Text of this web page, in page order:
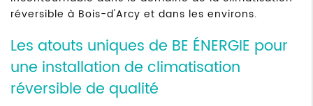
réversible à Bois-d'Arcy et dans les environs.
Les atouts uniques de BE ÉNERGIE pour
une installation de climatisation
réversible de qualité